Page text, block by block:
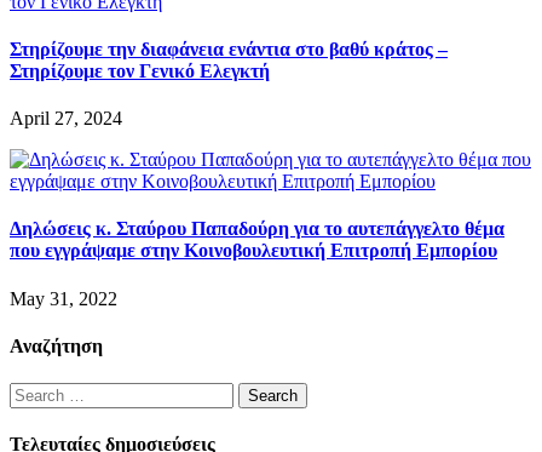
Στηρίζουμε την διαφάνεια ενάντια στο βαθύ κράτος –
Στηρίζουμε τον Γενικό Ελεγκτή
April 27, 2024
Δηλώσεις κ. Σταύρου Παπαδούρη για το αυτεπάγγελτο θέμα
που εγγράψαμε στην Κοινοβουλευτική Επιτροπή Εμπορίου
May 31, 2022
Αναζήτηση
Search
for:
Τελευταίες δημοσιεύσεις